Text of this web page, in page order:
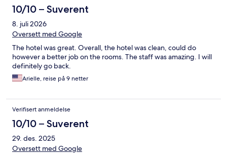
10/10 – Suverent
8. juli 2026
Oversett med Google
The hotel was great. Overall, the hotel was clean, could do
however a better job on the rooms. The staff was amazing. I will
definitely go back.
Arielle, reise på 9 netter
Verifisert anmeldelse
10/10 – Suverent
29. des. 2025
Oversett med Google